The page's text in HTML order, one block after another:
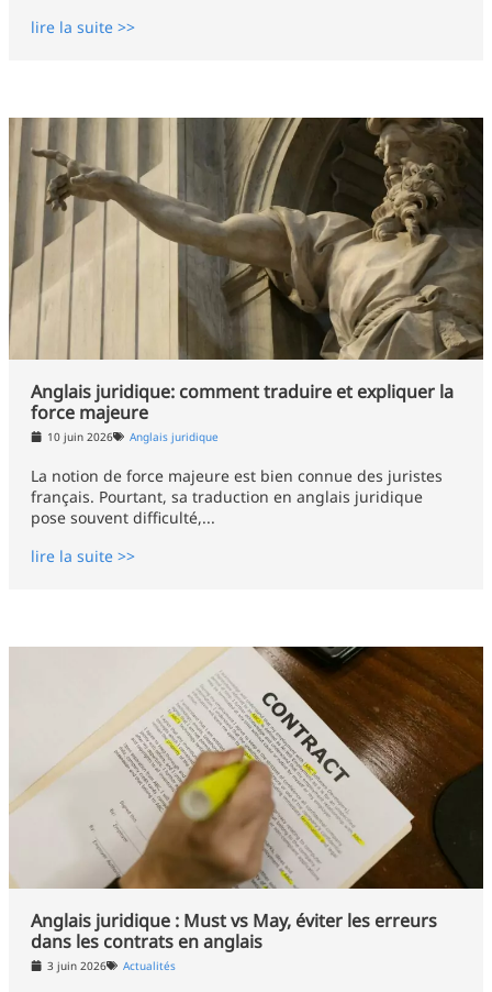
lire la suite >>
Anglais juridique: comment traduire et expliquer la
force majeure
10 juin 2026 Anglais juridique
La notion de force majeure est bien connue des juristes
français. Pourtant, sa traduction en anglais juridique
pose souvent difficulté,...
lire la suite >>
Anglais juridique : Must vs May, éviter les erreurs
dans les contrats en anglais
3 juin 2026 Actualités